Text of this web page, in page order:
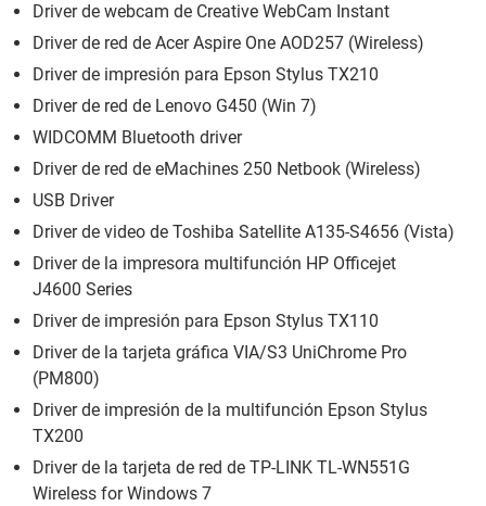
Driver de webcam de Creative WebCam Instant
Driver de red de Acer Aspire One AOD257 (Wireless)
Driver de impresión para Epson Stylus TX210
Driver de red de Lenovo G450 (Win 7)
WIDCOMM Bluetooth driver
Driver de red de eMachines 250 Netbook (Wireless)
USB Driver
Driver de video de Toshiba Satellite A135-S4656 (Vista)
Driver de la impresora multifunción HP Officejet
J4600 Series
Driver de impresión para Epson Stylus TX110
Driver de la tarjeta gráfica VIA/S3 UniChrome Pro
(PM800)
Driver de impresión de la multifunción Epson Stylus
TX200
Driver de la tarjeta de red de TP-LINK TL-WN551G
Wireless for Windows 7